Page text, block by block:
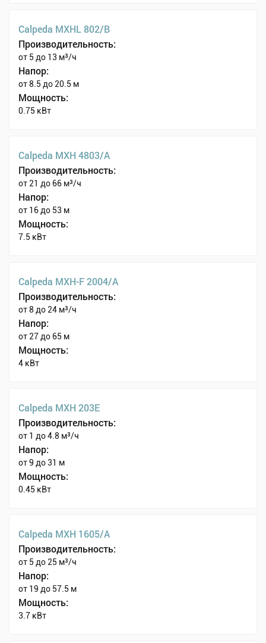
Calpeda MXHL 802/B
Производительность:
от 5 до 13 м³/ч
Напор:
от 8.5 до 20.5 м
Мощность:
0.75 кВт
Calpeda MXH 4803/A
Производительность:
от 21 до 66 м³/ч
Напор:
от 16 до 53 м
Мощность:
7.5 кВт
Calpeda MXH-F 2004/A
Производительность:
от 8 до 24 м³/ч
Напор:
от 27 до 65 м
Мощность:
4 кВт
Calpeda MXH 203E
Производительность:
от 1 до 4.8 м³/ч
Напор:
от 9 до 31 м
Мощность:
0.45 кВт
Calpeda MXH 1605/A
Производительность:
от 5 до 25 м³/ч
Напор:
от 19 до 57.5 м
Мощность:
3.7 кВт